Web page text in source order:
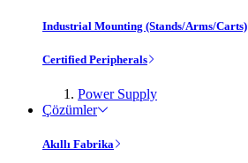
Industrial Mounting (Stands/Arms/Carts)
Certified Peripherals
Power Supply
Çözümler
Akıllı Fabrika